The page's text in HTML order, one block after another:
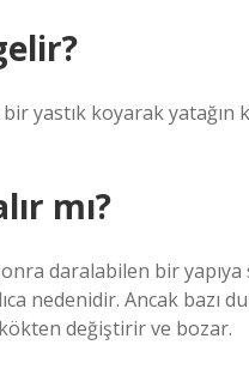
yastık koyarak yatağın
mı?
daralabilen bir
nedenidir. Ancak bazı
değiştirir ve bozar.